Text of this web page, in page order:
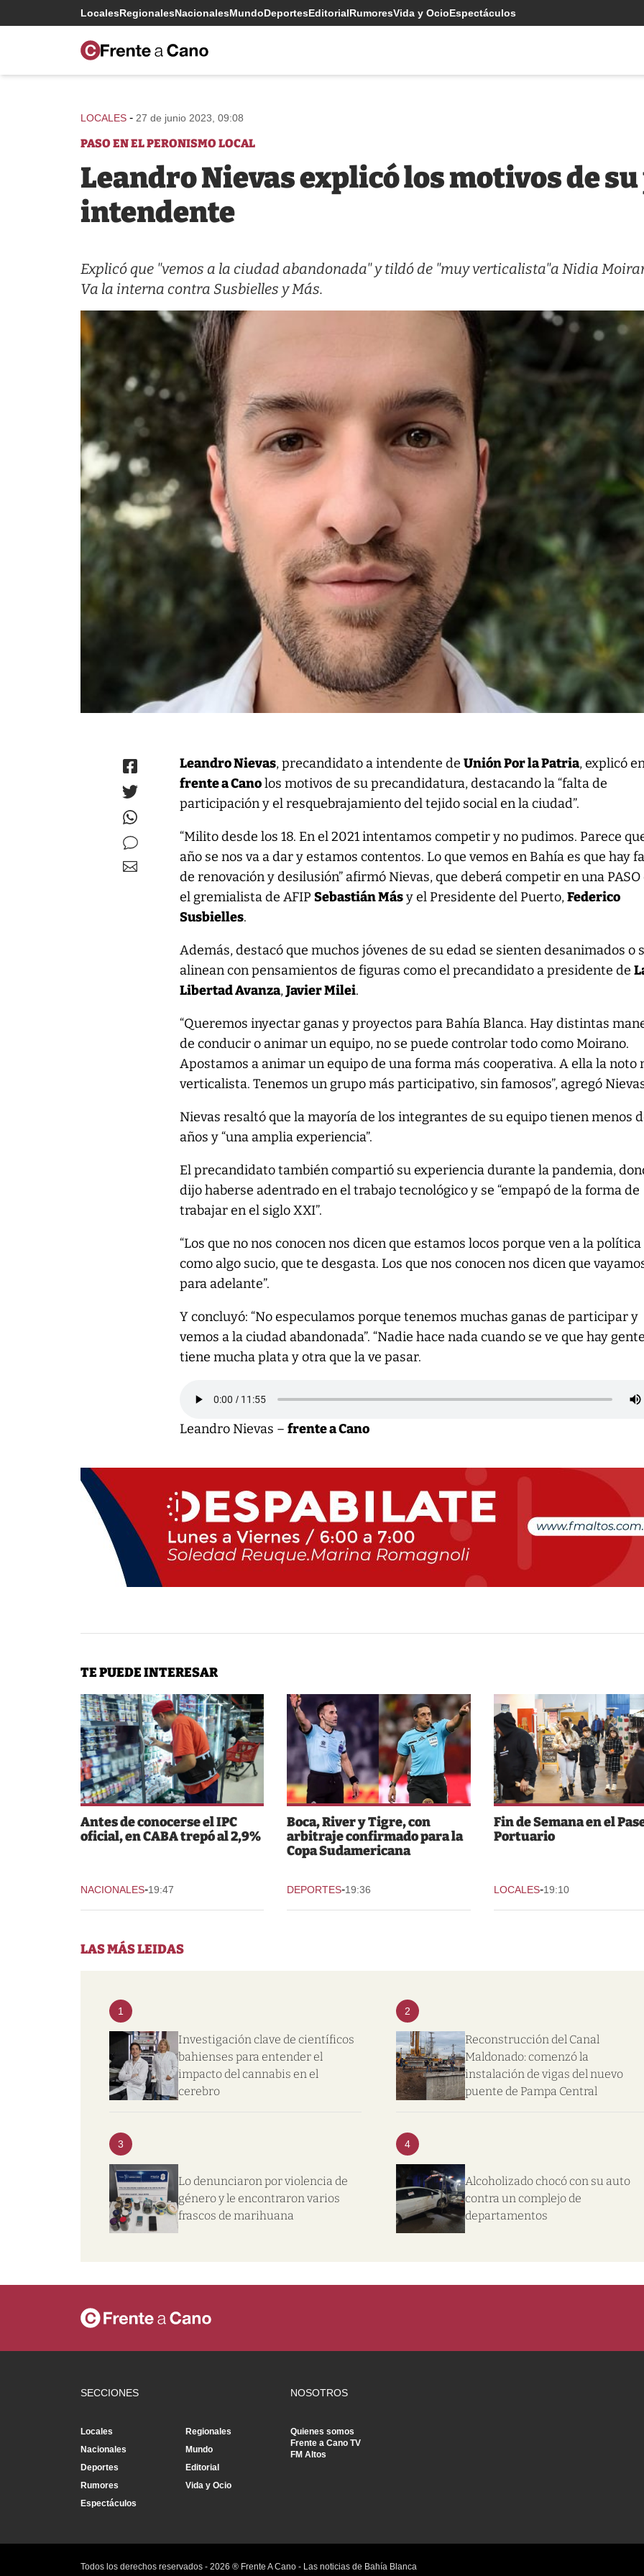
LocalesRegionalesNacionalesMundoDeportesEditorialRumoresVida y OcioEspectáculos
LOCALES - 27 de junio 2023, 09:08
PASO EN EL PERONISMO LOCAL
Leandro Nievas explicó los motivos de
intendente
Explicó que "vemos a la ciudad abandonada" y tildó de "muy verticalista"a Nidia
Va la interna contra Susbielles y Más.
Leandro Nievas, precandidato a intendente deUnión Por la Patria, explicó
frente a Canolos motivos de su precandidatura, destacando la “falta de
participación y el resquebrajamiento del tejido social en la ciudad”.
“Milito desde los 18. En el 2021 intentamos competir y no pudimos. Parece
año se nos va a dar y estamos contentos. Lo que vemos en Bahía es que hay
de renovación y desilusión” afirmó Nievas, que deberá competir en una PASO
el gremialista de AFIPSebastián Másy el Presidente del Puerto,Federico
Susbielles.
Además, destacó que muchos jóvenes de su edad se sienten desanimados o
alinean con pensamientos de figuras como el precandidato a presidente de
Libertad Avanza,Javier Milei.
“Queremos inyectar ganas y proyectos para Bahía Blanca. Hay distintas
de conducir o animar un equipo, no se puede controlar todo como Moirano.
Apostamos a animar un equipo de una forma más cooperativa. A ella la noto
verticalista. Tenemos un grupo más participativo, sin famosos”, agregó
Nievas resaltó que la mayoría de los integrantes de su equipo tienen menos
años y “una amplia experiencia”.
El precandidato también compartió su experiencia durante la pandemia,
dijo haberse adentrado en el trabajo tecnológico y se “empapó de la forma de
trabajar en el siglo XXI”.
“Los que no nos conocen nos dicen que estamos locos porque ven a la política
como algo sucio, que te desgasta. Los que nos conocen nos dicen que
para adelante”.
Y concluyó: “No especulamos porque tenemos muchas ganas de participar y
vemos a la ciudad abandonada”. “Nadie hace nada cuando se ve que hay
tiene mucha plata y otra que la ve pasar.
Leandro Nievas –frente a Cano
TE PUEDE INTERESAR
Antes de conocerse el IPC
oficial, en CABA trepó al 2,9%
NACIONALES-19:47
Boca, River y Tigre, con
arbitraje confirmado para la
Copa Sudamericana
DEPORTES-19:36
Fin de Semana en el
Portuario
LOCALES-19:10
LAS MÁS LEIDAS
1
Investigación clave de científicos
bahienses para entender el
impacto del cannabis en el
cerebro
2
Reconstrucción del Canal
Maldonado: comenzó la
instalación de vigas del nuevo
puente de Pampa Central
3
Lo denunciaron por violencia de
género y le encontraron varios
frascos de marihuana
4
Alcoholizado chocó con su auto
contra un complejo de
departamentos
SECCIONES
Locales
Regionales
Nacionales
Mundo
Deportes
Editorial
Rumores
Vida y Ocio
Espectáculos
NOSOTROS
Quienes somos
Frente a Cano TV
FM Altos
Todos los derechos reservados - 2026 ® Frente A Cano - Las noticias de Bahía Blanca